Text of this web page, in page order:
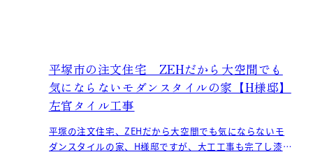
平塚市の注文住宅 ZEHだから大空間でも
気にならないモダンスタイルの家【H様邸】
左官タイル工事
平塚の注文住宅、ZEHだから大空間でも気にならないモ
ダンスタイルの家、H様邸ですが、大工工事も完了し漆喰